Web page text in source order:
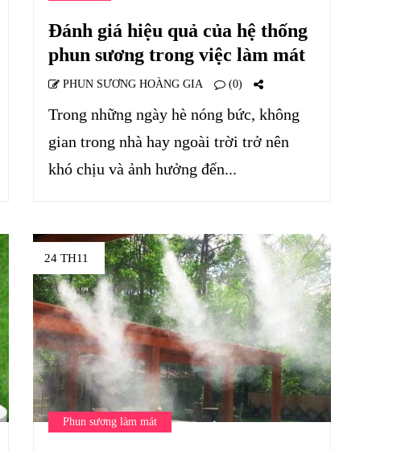
Đánh giá hiệu quả của hệ thống
phun sương trong việc làm mát
PHUN SƯƠNG HOÀNG GIA (0)
Trong những ngày hè nóng bức, không
gian trong nhà hay ngoài trời trở nên
khó chịu và ảnh hưởng đến...
24 TH11
Phun sương làm mát